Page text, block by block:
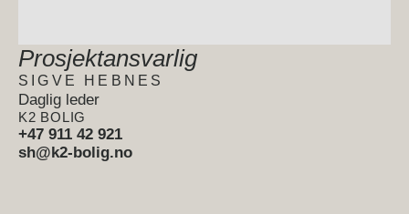
Prosjektansvarlig
SIGVE HEBNES
Daglig leder
K2 BOLIG
+47 911 42 921
sh@k2-bolig.no